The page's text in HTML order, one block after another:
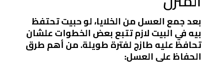
بعد جمع العسل من الخلايا، لو حبيت تحتفظ
بيه في البيت لازم تتبع بعض الخطوات علشان
تحافظ عليه طازج لفترة طويلة. من أهم طرق
الحفاظ على العسل: